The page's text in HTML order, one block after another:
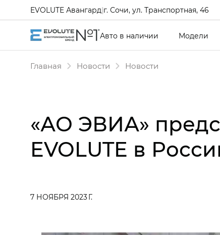
EVOLUTE Авангард|г. Сочи, ул. Транспортная, 46
Авто в наличии Модели
Главная Новости Новости
«АО ЭВИА»
EVOLUTE в
7 НОЯБРЯ 2023 Г.